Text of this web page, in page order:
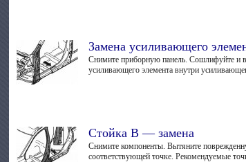
Замена усиливающего
Снимите приборную панель. Сошлифуйте и
усиливающего элемента внутри
Стойка В — замена
Снимите компоненты. Вытяните
соответствующей точке. Рекомендуемые